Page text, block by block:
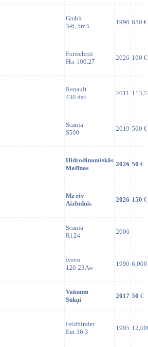
Gmbh
3-6, 5m3
1996 650 €
Fortschriit
Hts-100.27
2026 100 €
Renault
430 dxi
2011
Scania
S500
2019 500 €
Hidrodinamiskās
Mašīnas
2026 50 €
Mz riv
Aizbīdnis
2026 150 €
Scania
R124
2006 -
Iveco
120-23Aw
1990
Vakuum
Sūkņi
2017 50 €
Feldbinder
Eut 36.3
1995